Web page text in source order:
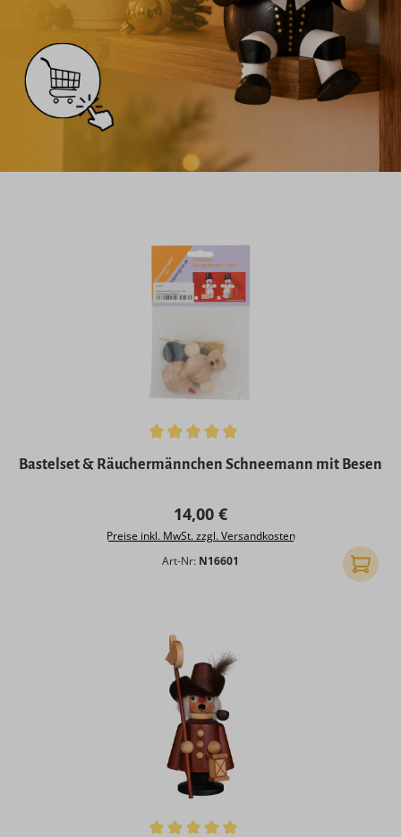
Durchschnittliche Bewertung von 5 von 5 Sternen
Bastelset & Räuchermännchen Schneemann mit Besen
Regulärer Preis:
14,00 €
Preise inkl. MwSt. zzgl. Versandkosten
Art-Nr: N16601 In den